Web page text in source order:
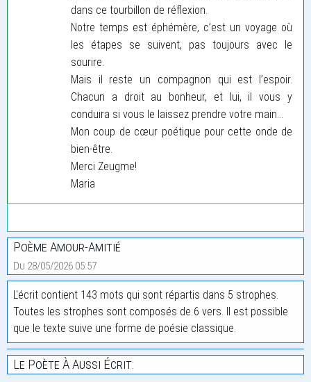
dans ce tourbillon de réflexion.
Notre temps est éphémère, c’est un voyage où
les étapes se suivent, pas toujours avec le
sourire.
Mais il reste un compagnon qui est l’espoir.
Chacun a droit au bonheur, et lui, il vous y
conduira si vous le laissez prendre votre main…
Mon coup de cœur poétique pour cette onde de
bien-être.
Merci Zeugme!
Maria
Poème Amour-Amitié
Du 28/05/2026 05:57
L'écrit contient 143 mots qui sont répartis dans 5 strophes.
Toutes les strophes sont composés de 6 vers. Il est possible
que le texte suive une forme de poésie classique.
Le Poète À Aussi Écrit: